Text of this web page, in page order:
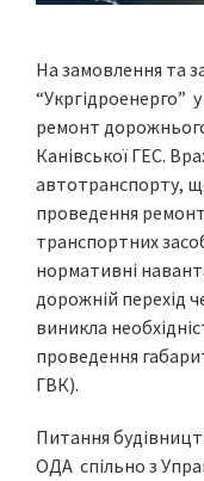
На замовлення та
“Укргідроенерго”
ремонт
Канівської ГЕС.
автотранспорту,
проведення
транспортних
нормативні
дорожній перехід
виникла
проведення
ГВК).
Питання
ОДА спільно з